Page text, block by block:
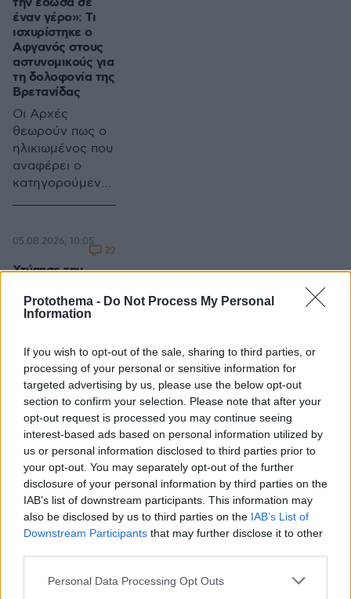
Protothema - Do Not Process My Personal
Information
If you wish to opt-out of the sale, sharing to third parties, or
processing of your personal or sensitive information for
targeted advertising by us, please use the below opt-out
section to confirm your selection. Please note that after your
opt-out request is processed you may continue seeing
interest-based ads based on personal information utilized by
us or personal information disclosed to third parties prior to
your opt-out. You may separately opt-out of the further
disclosure of your personal information by third parties on the
IAB’s list of downstream participants. This information may
also be disclosed by us to third parties on the IAB’s List of
Downstream Participants that may further disclose it to other
Please note that this website/app uses one or more Google
Personal Data Processing Opt Outs
έναν γέρο»: Τι
ισχυρίστηκε ο
Αφγανός στους
αστυνομικούς για
τη δολοφονία της
Βρετανίδας
Οι Αρχές
θεωρούν πως ο
ηλικιωμένος που
αναφέρει ο
κατηγορούμενος
απλώς μια
προσπάθεια να
μετακυλήσει τις
αλλού - Αύριο η
απολογία του
Χτύπησε την
μπροστά στο
5χρονο παιδί του
35χρονος στην
Καλλιθέα
Στην κατάθεσή
της, η πεθερά
του δράστη,
φέρεται να
αναφέρθηκε και
σε παλαιότερα
περιστατικά
σωματικής βίας
σε βάρος της
κόρης της,
υποστηρίζοντας
πρόσφατο είχε
05.08.2026, 10:05
22
Έλληνας οδηγός
έκλεψε τσάντα
αξίας €75.000
189